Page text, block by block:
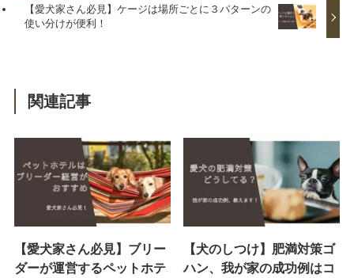
【愛犬家さん必見】ケージは場所ごとに３パターンの
使い分けが便利！
関連記事
【愛犬家さん必見】ブリー
ダーが運営するペットホテ
【犬のしつけ】肥満対策ゴ
ハン、我が家の成功例はコ